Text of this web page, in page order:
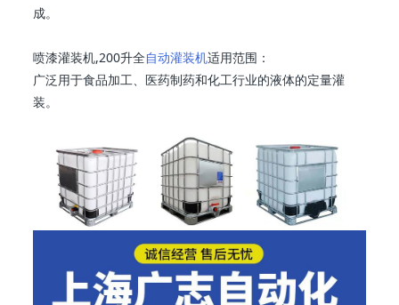
成。
喷漆灌装机,200升全自动灌装机适用范围：
广泛用于食品加工、医药制药和化工行业的液体的定量灌
装。